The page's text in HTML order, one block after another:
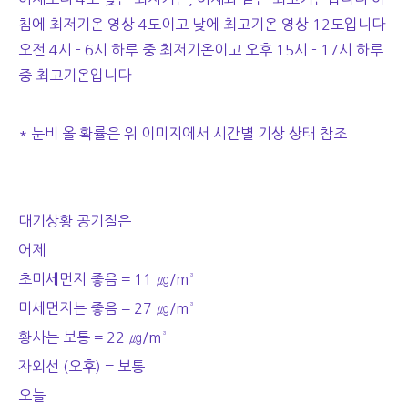
침에 최저기온 영상 4도이고 낮에 최고기온 영상 12도입니다
오전 4시 - 6시 하루 중 최저기온이고 오후 15시 - 17시 하루
중 최고기온입니다
* 눈비 올 확률은 위 이미지에서 시간별 기상 상태 참조
대기상황 공기질은
어제
초미세먼지 좋음 = 11 ㎍/m³
미세먼지는 좋음 = 27 ㎍/m³
황사는 보통 = 22 ㎍/m³
자외선 (오후) = 보통
오늘